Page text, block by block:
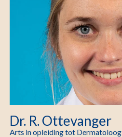
Dr. R. Ottevanger
Arts in opleiding tot Dermatoloog